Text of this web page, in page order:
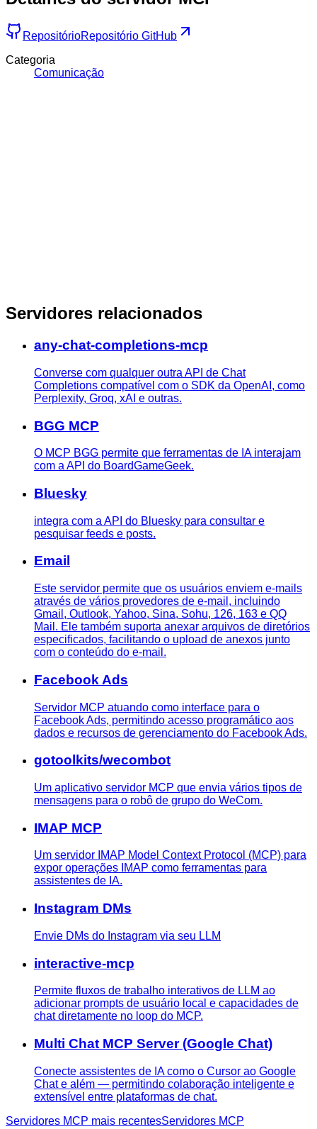
RepositórioRepositório GitHub
Categoria
Comunicação
Servidores relacionados
any-chat-completions-mcp
Converse com qualquer outra API de Chat
Completions compatível com o SDK da OpenAI, como
Perplexity, Groq, xAI e outras.
BGG MCP
O MCP BGG permite que ferramentas de IA interajam
com a API do BoardGameGeek.
Bluesky
integra com a API do Bluesky para consultar e
pesquisar feeds e posts.
Email
Este servidor permite que os usuários enviem e-mails
através de vários provedores de e-mail, incluindo
Gmail, Outlook, Yahoo, Sina, Sohu, 126, 163 e QQ
Mail. Ele também suporta anexar arquivos de diretórios
especificados, facilitando o upload de anexos junto
com o conteúdo do e-mail.
Facebook Ads
Servidor MCP atuando como interface para o
Facebook Ads, permitindo acesso programático aos
dados e recursos de gerenciamento do Facebook Ads.
gotoolkits/wecombot
Um aplicativo servidor MCP que envia vários tipos de
mensagens para o robô de grupo do WeCom.
IMAP MCP
Um servidor IMAP Model Context Protocol (MCP) para
expor operações IMAP como ferramentas para
assistentes de IA.
Instagram DMs
Envie DMs do Instagram via seu LLM
interactive-mcp
Permite fluxos de trabalho interativos de LLM ao
adicionar prompts de usuário local e capacidades de
chat diretamente no loop do MCP.
Multi Chat MCP Server (Google Chat)
Conecte assistentes de IA como o Cursor ao Google
Chat e além — permitindo colaboração inteligente e
extensível entre plataformas de chat.
Servidores MCP mais recentesServidores MCP